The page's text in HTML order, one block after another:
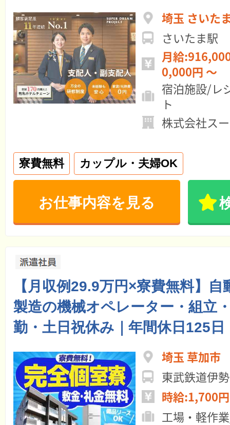
埼玉 さいた
さいたま駅
月給:916,000円 ～
0,000円 ～
宿泊施設/レ
ト
株式会社ス
寮費無料 カップル・夫婦OK
お仕事内容を見る
【月収例29.9万円×寮費無料】自
製造の機械オペレーター・組立
勤・土日祝休み｜年間休日125日
埼玉 草加市
時給:1,700
工場・軽作